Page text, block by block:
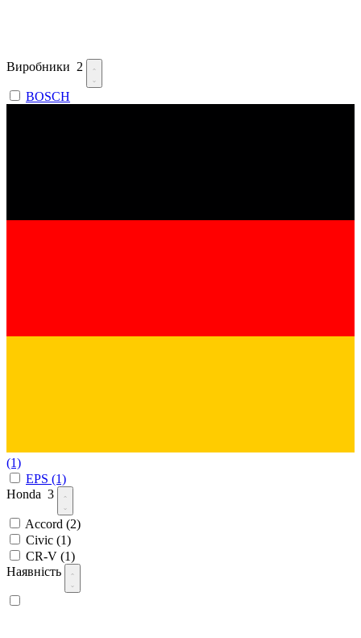
Виробники 2
BOSCH
(1)
EPS (1)
Honda 3
Accord (2)
Civic (1)
CR-V (1)
Наявність